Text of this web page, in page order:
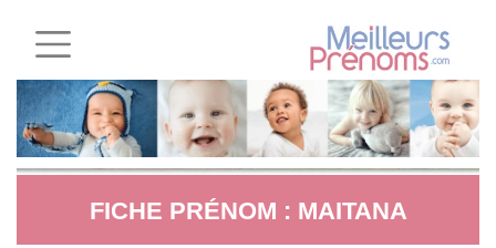
FICHE PRÉNOM : MAITANA